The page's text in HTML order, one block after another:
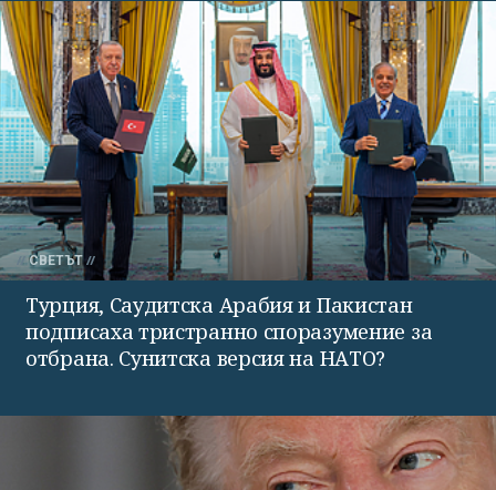
СВЕТЪТ
Турция, Саудитска Арабия и Пакистан
подписаха тристранно споразумение за
отбрана. Сунитска версия на НАТО?